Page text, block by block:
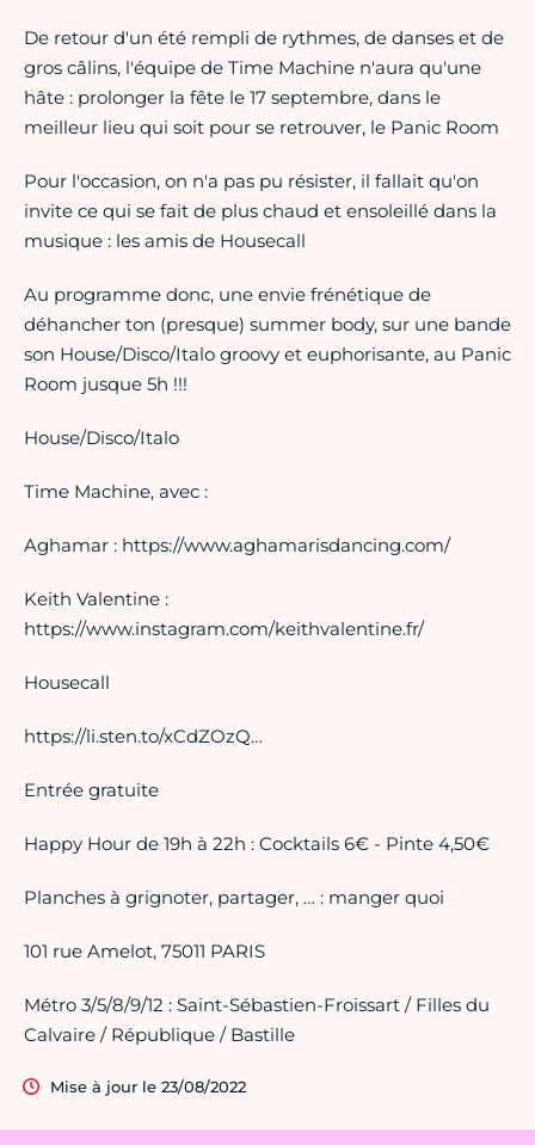
De retour d'un été rempli de rythmes, de danses et de
gros câlins, l'équipe de Time Machine n'aura qu'une
hâte : prolonger la fête le 17 septembre, dans le
meilleur lieu qui soit pour se retrouver, le Panic Room
Pour l'occasion, on n'a pas pu résister, il fallait qu'on
invite ce qui se fait de plus chaud et ensoleillé dans la
musique : les amis de Housecall
Au programme donc, une envie frénétique de
déhancher ton (presque) summer body, sur une bande
son House/Disco/Italo groovy et euphorisante, au Panic
Room jusque 5h !!!
House/Disco/Italo
Time Machine, avec :
Aghamar : https://www.aghamarisdancing.com/
Keith Valentine :
https://www.instagram.com/keithvalentine.fr/
Housecall
https://li.sten.to/xCdZOzQ…
Entrée gratuite
Happy Hour de 19h à 22h : Cocktails 6€ - Pinte 4,50€
Planches à grignoter, partager, … : manger quoi
101 rue Amelot, 75011 PARIS
Métro 3/5/8/9/12 : Saint-Sébastien-Froissart / Filles du
Calvaire / République / Bastille
Mise à jour le 23/08/2022